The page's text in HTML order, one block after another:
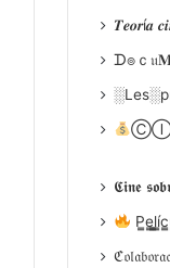
𝑻𝒆𝒐𝒓í𝒂
ᗪ๏ｃ
𝕮𝖎𝖓𝖊